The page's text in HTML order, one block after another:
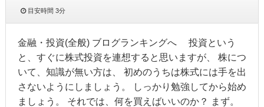
目安時間3分
金融・投資(全般) ブログランキングへ 投資という
と、すぐに株式投資を連想すると思いますが、 株につ
いて、知識が無い方は、 初めのうちは株式には手を出
さないようにしましょう。 しっかり勉強してから始め
ましょう。 それでは、何を買えばいいのか？ まず。